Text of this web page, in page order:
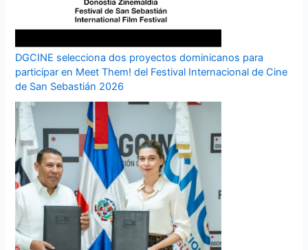
DGCINE selecciona dos proyectos dominicanos para
participar en Meet Them! del Festival Internacional de Cine
de San Sebastián 2026